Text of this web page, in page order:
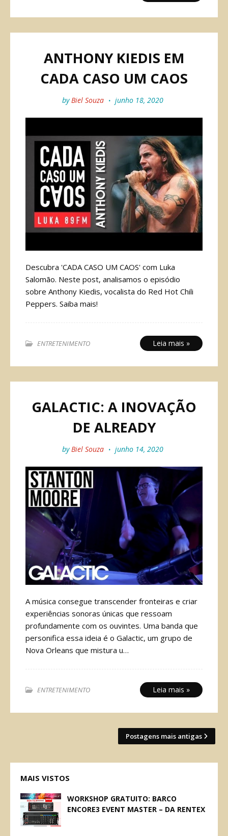
ANTHONY KIEDIS EM
CADA CASO UM CAOS
byBiel Souza junho 18, 2020
Descubra 'CADA CASO UM CAOS' com Luka
Salomão. Neste post, analisamos o episódio
sobre Anthony Kiedis, vocalista do Red Hot Chili
Peppers. Saiba mais!
ENTRETENIMENTO Leia mais »
GALACTIC: A INOVAÇÃO
DE ALREADY
byBiel Souza junho 14, 2020
A música consegue transcender fronteiras e criar
experiências sonoras únicas que ressoam
profundamente com os ouvintes. Uma banda que
personifica essa ideia é o Galactic, um grupo de
Nova Orleans que mistura u…
ENTRETENIMENTO Leia mais »
Postagens mais antigas
MAIS VISTOS
WORKSHOP GRATUITO: BARCO
ENCORE3 EVENT MASTER – DA RENTEX